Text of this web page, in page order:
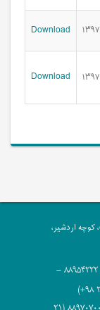
۲۴ Download
۲۴ Download
کوچه اردشیر،
88954222 -